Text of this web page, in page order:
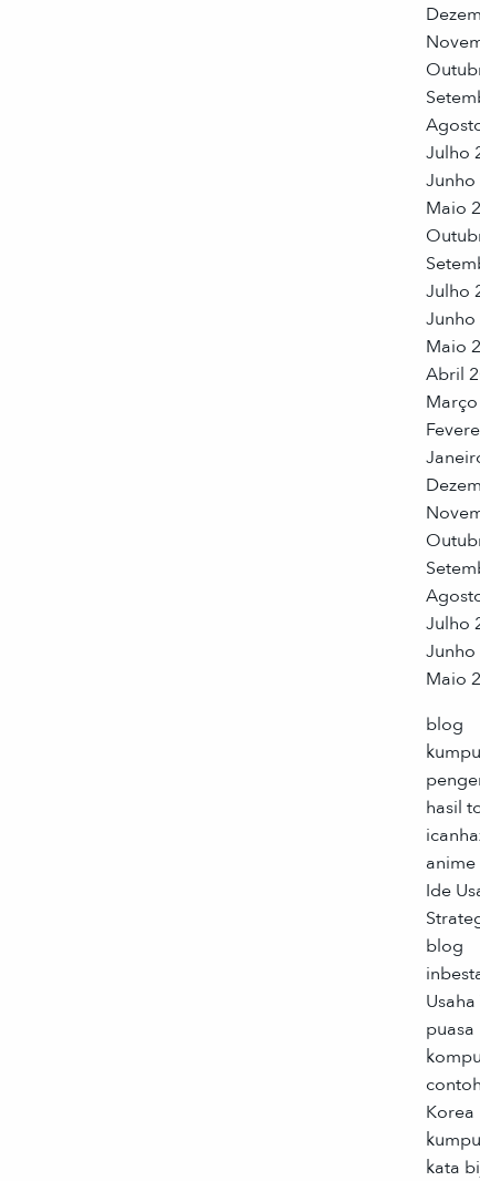
Julho
Junho
Maio
Julho
Junho
Maio
Abril
Julho
Junho
Maio
blog
hasil
anime
Ide
blog
puasa
contoh
Korea
kata